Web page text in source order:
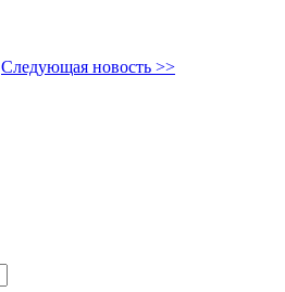
Следующая новость >>